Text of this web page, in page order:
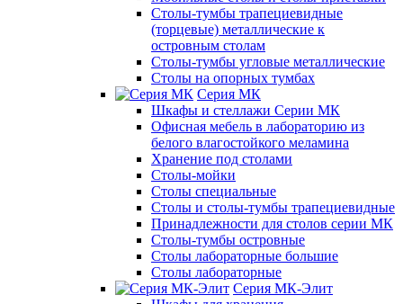
Столы-тумбы трапециевидные
(торцевые) металлические к
островным столам
Столы-тумбы угловые металлические
Столы на опорных тумбах
Серия МК
Шкафы и стеллажи Серии МК
Офисная мебель в лабораторию из
белого влагостойкого меламина
Хранение под столами
Столы-мойки
Столы специальные
Столы и столы-тумбы трапециевидные
Принадлежности для столов серии МК
Столы-тумбы островные
Столы лабораторные большие
Столы лабораторные
Серия МК-Элит